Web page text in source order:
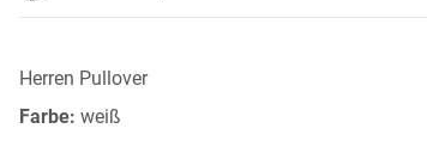
Herren Pullover
Farbe:weiß